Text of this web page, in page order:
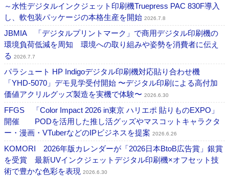
～水性デジタルインクジェット印刷機Truepress PAC 830F導入
し、軟包装パッケージの本格生産を開始 2026.7.8
JBMIA 「デジタルプリントマーク」で商用デジタル印刷機の
環境負荷低減を周知 環境への取り組みや姿勢を消費者に伝え
る 2026.7.7
パラシュート HP Indigoデジタル印刷機対応貼り合わせ機
「YHD-5070」デモ見学受付開始 〜デジタル印刷による高付加
価値アクリルグッズ製造を実機で体験〜 2026.6.30
FFGS 「Color Impact 2026 in東京 ハリエポ 貼りものEXPO」
開催 PODを活用した推し活グッズやマスコットキャラクタ
ー・漫画・VTuberなどのIPビジネスを提案 2026.6.26
KOMORI 2026年版カレンダーが「2026日本BtoB広告賞」銀賞
を受賞 最新UVインクジェットデジタル印刷機×オフセット技
術で豊かな色彩を表現 2026.6.30